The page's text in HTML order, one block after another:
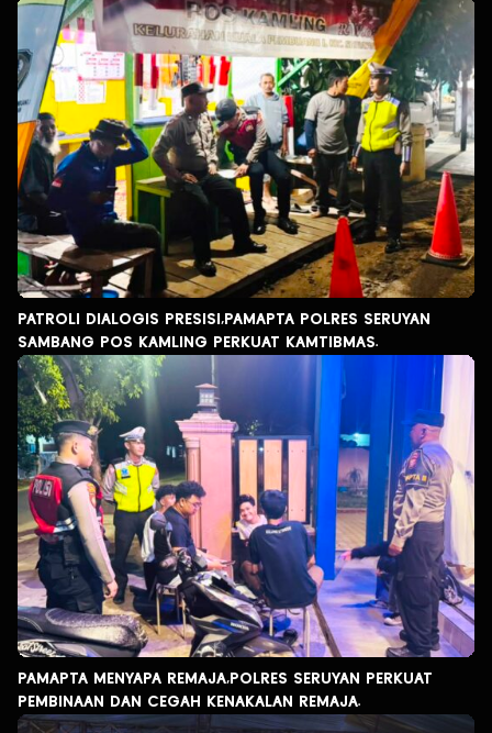
PATROLI DIALOGIS PRESISI,PAMAPTA POLRES SERUYAN
SAMBANG POS KAMLING PERKUAT KAMTIBMAS.
PAMAPTA MENYAPA REMAJA,POLRES SERUYAN PERKUAT
PEMBINAAN DAN CEGAH KENAKALAN REMAJA.